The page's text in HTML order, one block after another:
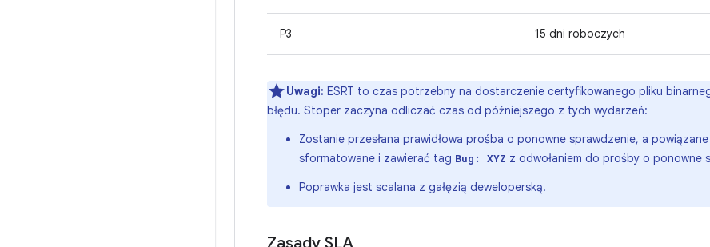
P3 15 dni roboczych
Uwagi: ESRT to czas potrzebny na dostarczenie certyfikowanego pliku
błędu. Stoper zaczyna odliczać czas od późniejszego z tych wydarzeń:
Zostanie przesłana prawidłowa prośba o ponowne sprawdzenie, a
sformatowane i zawierać tag Bug: XYZ z odwołaniem do prośby o ponowne
Poprawka jest scalana z gałęzią deweloperską.